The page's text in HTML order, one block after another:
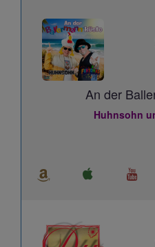
An der
Huhnsohn